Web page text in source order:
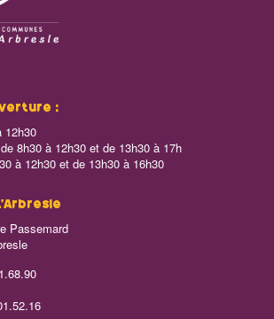
:
12h30
8h30 à 12h30 et de 13h30 à 17h
à 12h30 et de 13h30 à 16h30
Passemard